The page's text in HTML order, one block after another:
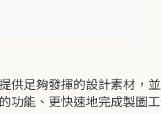
供足夠發揮的設計素材，
功能、更快速地完成製圖工